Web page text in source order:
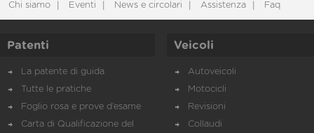
Chi siamo Eventi News e circolari Assistenza Faq
Patenti
La patente di guida
Tutte le pratiche
Foglio rosa e prove d’esame
Carta di Qualificazione del
Veicoli
Autoveicoli
Motocicli
Revisioni
Collaudi